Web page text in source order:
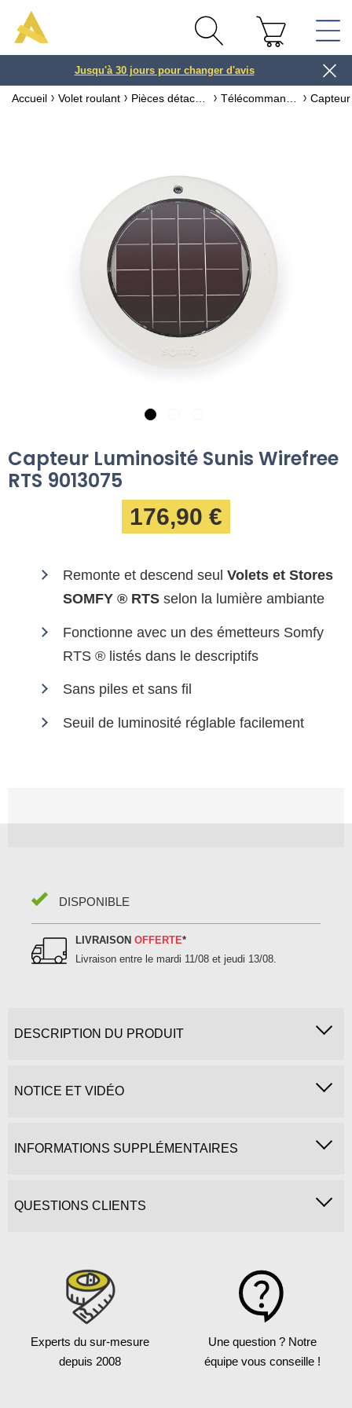
3 ou 4x
Jusqu'à 30 jours pour changer d'avis
Accueil Volet roulant
Capteur Luminosité Sunis Wirefree
RTS 9013075
176,90 €
Remonte et descend seul Volets et Stores
SOMFY ® RTS selon la lumière ambiante
Fonctionne avec un des émetteurs Somfy
RTS ® listés dans le descriptifs
Sans piles et sans fil
Seuil de luminosité réglable facilement
DISPONIBLE
LIVRAISONOFFERTE*
Livraison entre le mardi 11/08 et jeudi 13/08.
DESCRIPTION DU PRODUIT
NOTICE ET VIDÉO
INFORMATIONS SUPPLÉMENTAIRES
QUESTIONS CLIENTS
Experts du sur-mesure
depuis 2008
Une question ? Notre
équipe vous conseille !